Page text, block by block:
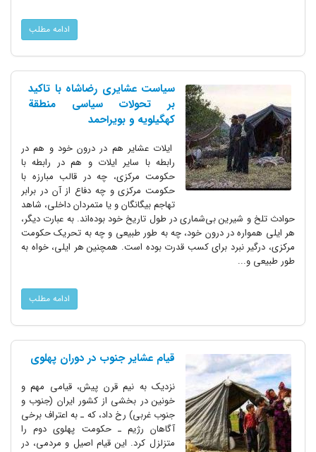
ادامه مطلب
سیاست عشایری رضاشاه با تاکید
بر تحولات سیاسی منطقة
کهگیلویه و بویراحمد
ایلات عشایر هم در درون خود و هم در
رابطه با سایر ایلات و هم در رابطه با
حکومت مرکزی، چه در قالب مبارزه با
حکومت مرکزی و چه دفاع از آن در برابر
تهاجم بیگانگان و یا متمردان داخلی، شاهد
حوادث تلخ و شیرین بی‌شماری در طول تاریخ خود بوده‌اند. به عبارت دیگر،
هر ایلی همواره در درون خود، چه به طور طبیعی و چه به تحریک حکومت
مرکزی، درگیر نبرد برای کسب قدرت بوده است. همچنین هر ایلی، خواه به
طور طبیعی و...
ادامه مطلب
قیام عشایر جنوب در دوران پهلوی
نزدیک به نیم قرن پیش، قیامی مهم و
خونین در بخشی از کشور ایران (جنوب و
جنوب غربی) رخ داد، که ـ به اعتراف برخی
آگاهان رژیم ـ حکومت پهلوی دوم را
متزلزل کرد. این قیام اصیل و مردمی، در